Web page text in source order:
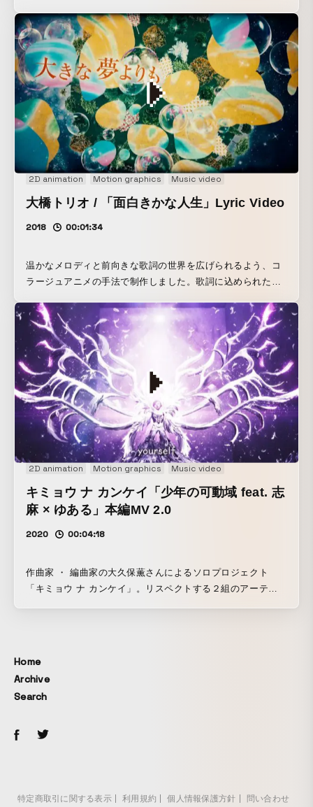
2D animation Motion graphics Music video
大橋トリオ / 「面白きかな人生」Lyric Video
2018 00:01:34
温かなメロディと前向きな歌詞の世界を広げられるよう、コ
ラージュアニメの手法で制作しました。歌詞に込められた想
2D animation Motion graphics Music video
キミョウ ナ カンケイ「少年の可動域 feat. 志
麻 × ゆある」本編MV 2.0
2020 00:04:18
作曲家 ・ 編曲家の大久保薫さんによるソロプロジェクト
「キミョウ ナ カンケイ」。リスペクトする２組のアーティ
た。
Home
Archive
Search
特定商取引に関する表示 利用規約 個人情報保護方針 問い合わせ